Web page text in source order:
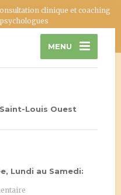
clinique et coaching
MENU
Louis Ouest
Lundi au Samedi: